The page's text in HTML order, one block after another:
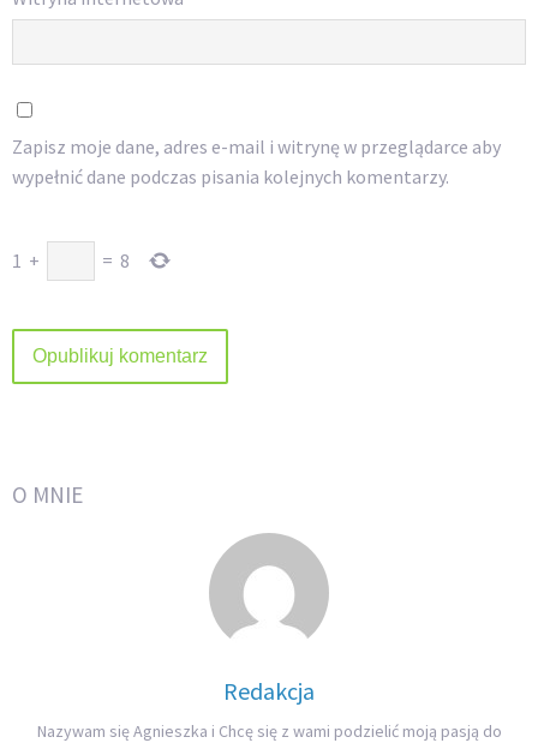
Zapisz moje dane, adres e-mail i witrynę w przeglądarce aby
wypełnić dane podczas pisania kolejnych komentarzy.
1 + = 8
O MNIE
Redakcja
Nazywam się Agnieszka i Chcę się z wami podzielić moją pasją do